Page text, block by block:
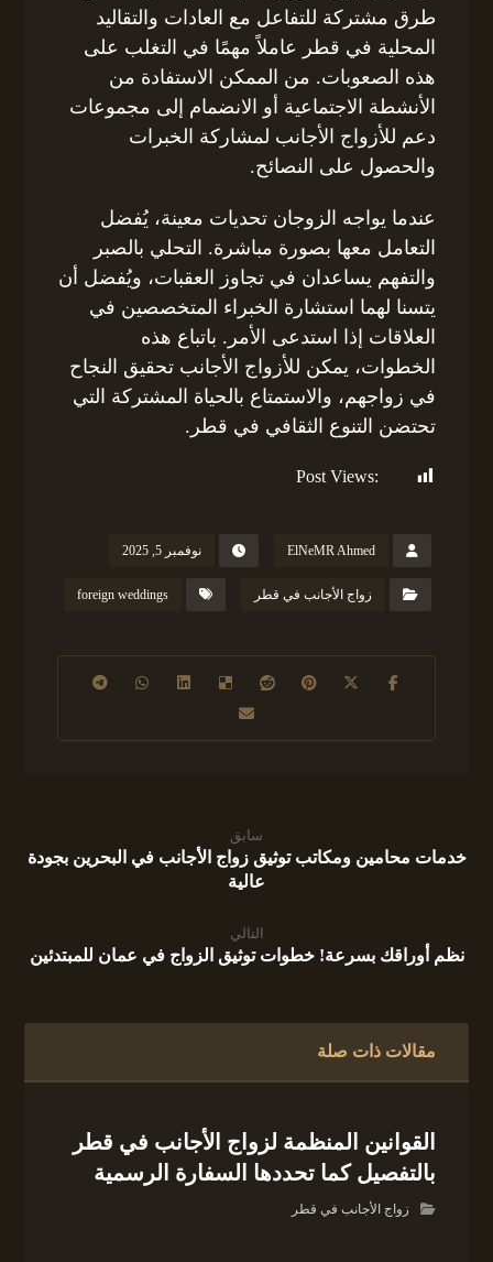
طرق مشتركة للتفاعل مع العادات والتقاليد
المحلية في قطر عاملاً مهمًا في التغلب على
هذه الصعوبات. من الممكن الاستفادة من
الأنشطة الاجتماعية أو الانضمام إلى مجموعات
دعم للأزواج الأجانب لمشاركة الخبرات
والحصول على النصائح.
عندما يواجه الزوجان تحديات معينة، يُفضل
التعامل معها بصورة مباشرة. التحلي بالصبر
والتفهم يساعدان في تجاوز العقبات، ويُفضل أن
يتسنا لهما استشارة الخبراء المتخصصين في
العلاقات إذا استدعى الأمر. باتباع هذه
الخطوات، يمكن للأزواج الأجانب تحقيق النجاح
في زواجهم، والاستمتاع بالحياة المشتركة التي
تحتضن التنوع الثقافي في قطر.
Post Views:
ElNeMR Ahmed نوفمبر 5, 2025
زواج الأجانب في قطر foreign weddings
سابق
خدمات محامين ومكاتب توثيق زواج الأجانب في البحرين بجودة
عالية
التالي
نظم أوراقك بسرعة! خطوات توثيق الزواج في عمان للمبتدئين
مقالات ذات صلة
القوانين المنظمة لزواج الأجانب في قطر
بالتفصيل كما تحددها السفارة الرسمية
زواج الأجانب في قطر